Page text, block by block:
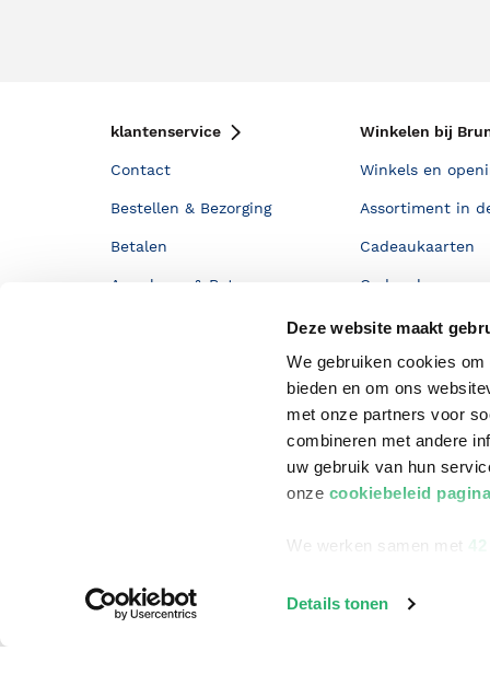
Deze website maakt
We gebruiken cookies
bieden en om ons
met onze partners voor
combineren met andere
uw gebruik van hun
onze cookiebeleid pagina
We werken samen met
Details tonen
klantenservice
Contact
Bestellen & Bezorging
Betalen
Annuleren & Retourneren
Zakelijk boeken bestellen
Winkelen bij
Winkels en
Assortiment in
Cadeaukaarten
Cadeauboxen
Staatsloterij
ING